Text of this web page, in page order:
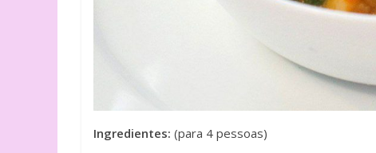
Ingredientes: (para 4 pessoas)